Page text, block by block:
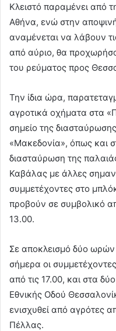
Κλειστό παραμένει από
Αθήνα, ενώ στην
αναμένεται να λάβουν
από αύριο, θα
του ρεύματος προς
Την ίδια ώρα,
αγροτικά οχήματα στα
σημείο της
«Μακεδονία», όπως και
διασταύρωση της
Καβάλας με άλλες
συμμετέχοντες στο
προβούν σε συμβολικό
13.00.
Σε αποκλεισμό δύο
σήμερα οι
από τις 17.00, και στα
Εθνικής Οδού
ενισχυθεί από αγρότες
Πέλλας.